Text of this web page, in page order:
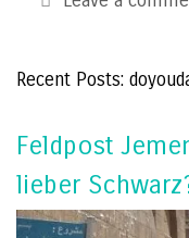
Recent Posts:
Feldpost
lieber